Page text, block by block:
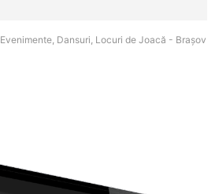
Evenimente, Dansuri, Locuri de Joacă - Braşov